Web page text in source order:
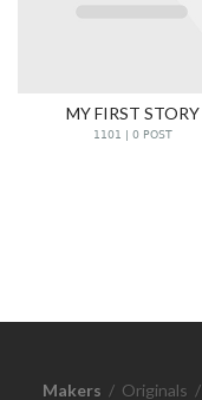
MY FIRST STORY
1101 | 0 POST
Makers / Originals /